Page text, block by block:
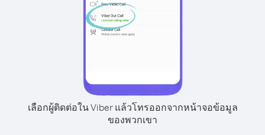
เลือกผู้ติดต่อใน Viber แล้วโทรออกจากหน้าจอข้อมูล
ของพวกเขา